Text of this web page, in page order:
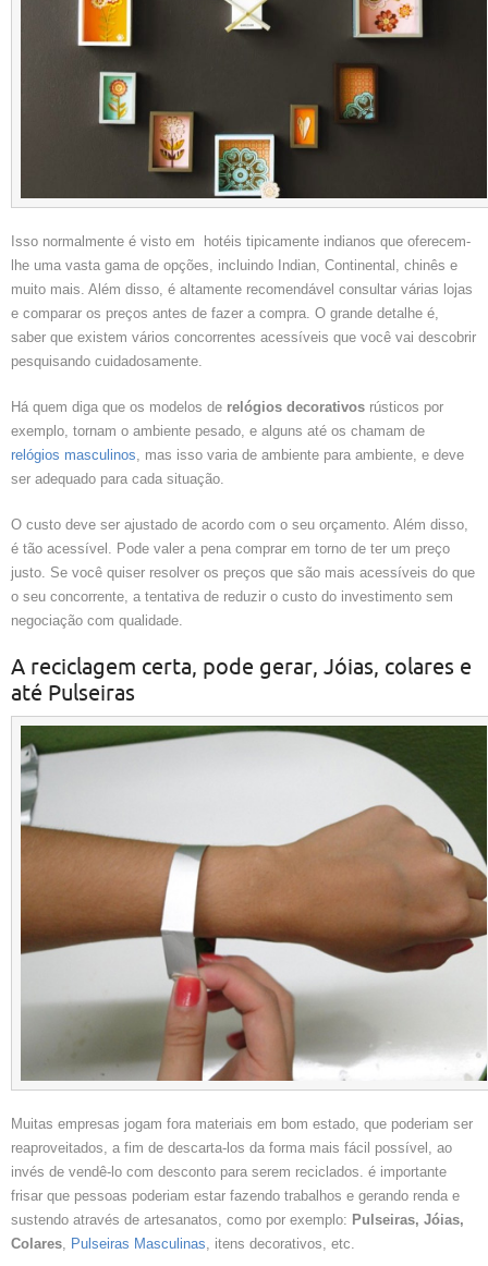
Isso normalmente é visto em hotéis tipicamente indianos que oferecem-
lhe uma vasta gama de opções, incluindo Indian, Continental, chinês e
muito mais. Além disso, é altamente recomendável consultar várias lojas
e comparar os preços antes de fazer a compra. O grande detalhe é,
saber que existem vários concorrentes acessíveis que você vai descobrir
pesquisando cuidadosamente.
Há quem diga que os modelos de relógios decorativos rústicos por
exemplo, tornam o ambiente pesado, e alguns até os chamam de
relógios masculinos, mas isso varia de ambiente para ambiente, e deve
ser adequado para cada situação.
O custo deve ser ajustado de acordo com o seu orçamento. Além disso,
é tão acessível. Pode valer a pena comprar em torno de ter um preço
justo. Se você quiser resolver os preços que são mais acessíveis do que
o seu concorrente, a tentativa de reduzir o custo do investimento sem
negociação com qualidade.
A reciclagem certa, pode gerar, Jóias, colares e
até Pulseiras
Muitas empresas jogam fora materiais em bom estado, que poderiam ser
reaproveitados, a fim de descarta-los da forma mais fácil possível, ao
invés de vendê-lo com desconto para serem reciclados. é importante
frisar que pessoas poderiam estar fazendo trabalhos e gerando renda e
sustendo através de artesanatos, como por exemplo: Pulseiras, Jóias,
Colares
Pulseiras Masculinas , itens decorativos, etc.